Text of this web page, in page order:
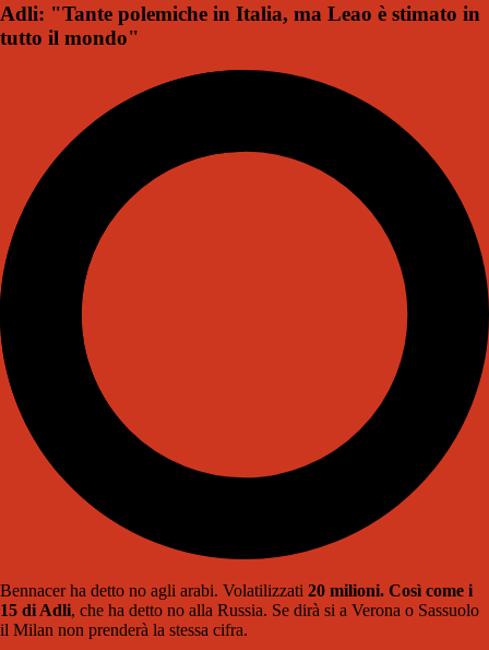
Adli: "Tante polemiche in Italia, ma Leao è stimato in
tutto il mondo"
Bennacer ha detto no agli arabi. Volatilizzati 20 milioni. Così come i
15 di Adli, che ha detto no alla Russia. Se dirà si a Verona o Sassuolo
il Milan non prenderà la stessa cifra.